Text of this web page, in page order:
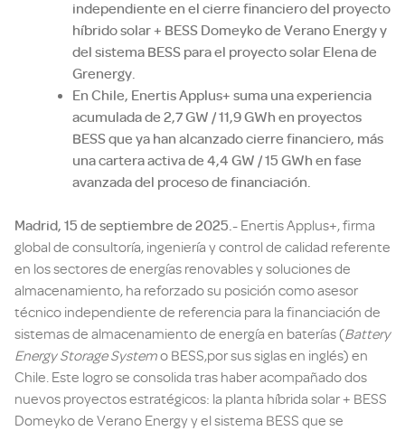
independiente en el cierre financiero del proyecto
híbrido solar + BESS Domeyko de Verano Energy y
del sistema BESS para el proyecto solar Elena de
Grenergy.
En Chile, Enertis Applus+ suma una experiencia
acumulada de 2,7 GW / 11,9 GWh en proyectos
BESS que ya han alcanzado cierre financiero, más
una cartera activa de 4,4 GW / 15 GWh en fase
avanzada del proceso de financiación.
Madrid, 15 de septiembre de 2025.- Enertis Applus+, firma
global de consultoría, ingeniería y control de calidad referente
en los sectores de energías renovables y soluciones de
almacenamiento, ha reforzado su posición como asesor
técnico independiente de referencia para la financiación de
sistemas de almacenamiento de energía en baterías (Battery
Energy Storage Systemo BESS,por sus siglas en inglés) en
Chile. Este logro se consolida tras haber acompañado dos
nuevos proyectos estratégicos: la planta híbrida solar + BESS
Domeyko de Verano Energy y el sistema BESS que se